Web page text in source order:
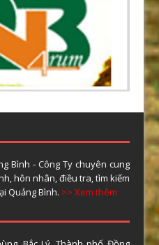
Bình - Công Ty chuyên cung
hôn nhân, điều tra, tìm kiếm
Quảng Bình. >> Xem thêm